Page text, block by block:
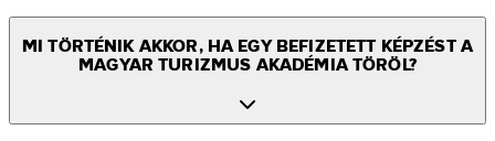
MI TÖRTÉNIK AKKOR, HA EGY BEFIZETETT KÉPZÉST A
MAGYAR TURIZMUS AKADÉMIA TÖRÖL?